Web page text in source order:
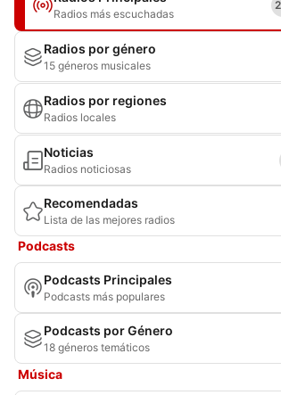
Radios más escuchadas
Radios por género
15 géneros musicales
Radios por regiones
Radios locales
Noticias
Radios noticiosas
Recomendadas
Lista de las mejores radios
Podcasts
Podcasts Principales
Podcasts más populares
Podcasts por Género
18 géneros temáticos
Música